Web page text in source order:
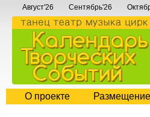
Август'26 Сентябрь'26
О проекте